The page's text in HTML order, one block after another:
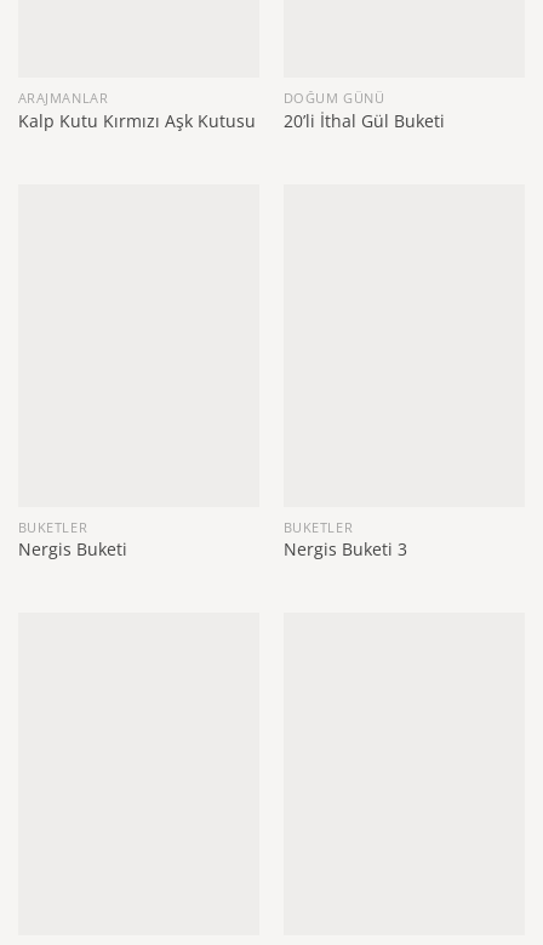
ARAJMANLAR
Kalp Kutu Kırmızı Aşk Kutusu
DOĞUM GÜNÜ
20’li İthal Gül Buketi
BUKETLER
Nergis Buketi
BUKETLER
Nergis Buketi 3